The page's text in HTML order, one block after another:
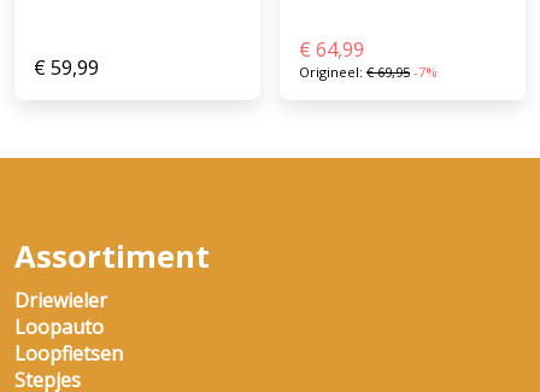
€59,99
€ 64,99
Origineel: €69,95 -7%
Assortiment
Driewieler
Loopauto
Loopfietsen
Stepjes